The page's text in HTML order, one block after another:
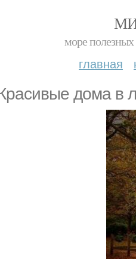
море
главная
дома в